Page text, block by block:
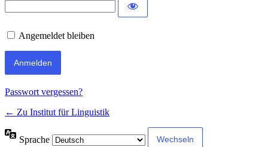
Angemeldet bleiben
Passwort vergessen?
← Zu Institut für Linguistik
Sprache